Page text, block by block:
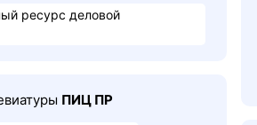
ресурс деловой
ПИЦ ПР